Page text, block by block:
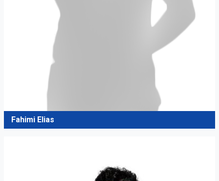
Fahimi Elias